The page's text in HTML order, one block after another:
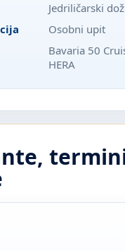
Jedriličarski
Osobni upit
Bavaria 50
HERA